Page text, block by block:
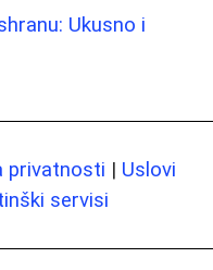
Ukusno i
privatnosti | Uslovi
servisi